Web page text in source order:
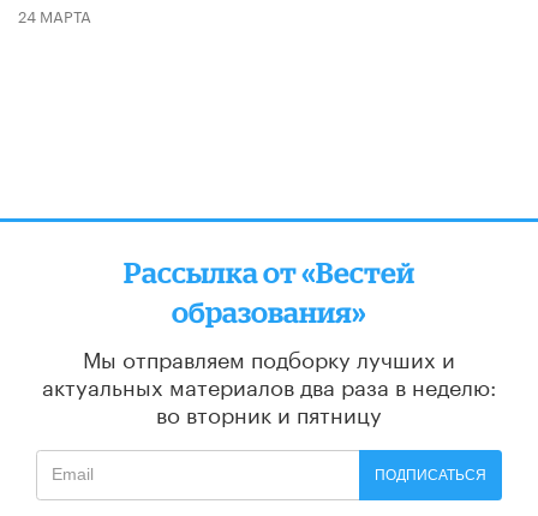
24 МАРТА
Рассылка от «Вестей
образования»
Мы отправляем подборку лучших и
актуальных материалов два раза в неделю:
во вторник и пятницу
ПОДПИСАТЬСЯ